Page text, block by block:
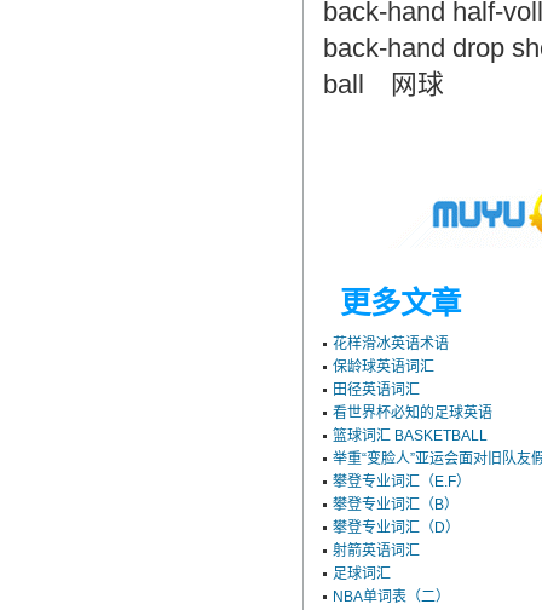
back-hand half-
back-hand drop
ball 网球
更多文章
花样滑冰英语术语
保龄球英语词汇
田径英语词汇
看世界杯必知的足球英语
篮球词汇 BASKETBALL
举重“变脸人”亚运会面对旧队友
攀登专业词汇（E.F）
攀登专业词汇（B）
攀登专业词汇（D）
射箭英语词汇
足球词汇
NBA单词表（二）